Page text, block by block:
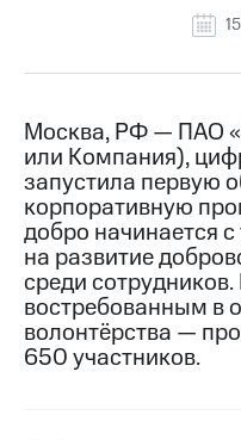
информация
Контакты
Медиа-центр
Пресс-
релизы
МТС
о технологиях
Достижения
Интервью
Москва, РФ — ПАО
или Компания),
запустила первую
корпоративную
добро начинается
на развитие
среди
востребованным в
волонтёрства —
650 участников.